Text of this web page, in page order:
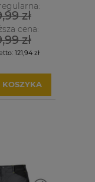
zł
cena:
zł
121,94 zł
KOSZYKA